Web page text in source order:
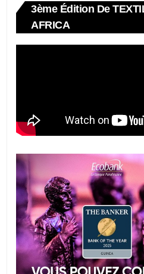
3ème Édition De
AFRICA